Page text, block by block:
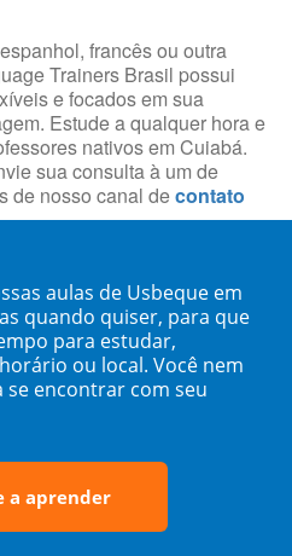
francês ou outra
Trainers Brasil possui
e focados em sua
Estude a qualquer hora e
nativos em Cuiabá.
sua consulta à um de
de nosso canal decontato
aulas de Usbeque em
quando quiser, para que
para estudar,
ou local. Você nem
se encontrar com seu
a aprender